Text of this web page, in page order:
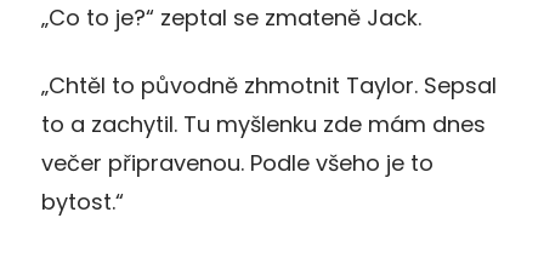
„Co to je?“ zeptal se zmateně Jack.
„Chtěl to původně zhmotnit Taylor. Sepsal
to a zachytil. Tu myšlenku zde mám dnes
večer připravenou. Podle všeho je to
bytost.“